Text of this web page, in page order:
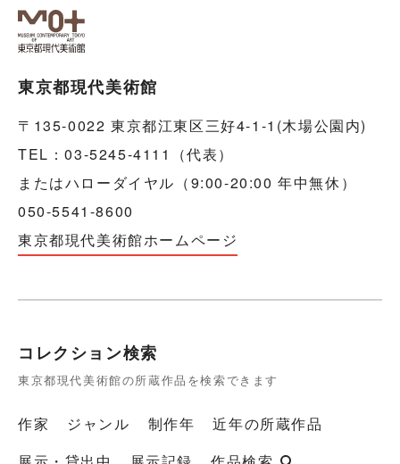
東京都現代美術館
〒135-0022 東京都江東区三好4-1-1(木場公園内)
TEL：03-5245-4111（代表）
またはハローダイヤル（9:00-20:00 年中無休）
050-5541-8600
東京都現代美術館ホームページ
コレクション検索
東京都現代美術館の所蔵作品を検索できます
作家 ジャンル 制作年
近年の所蔵作品